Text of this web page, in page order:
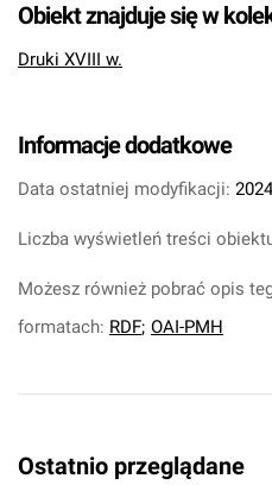
Obiekt znajduje się w
Druki XVIII w.
Informacje dodatkowe
Data ostatniej modyfikacji:
Liczba wyświetleń treści
Możesz również pobrać opis
formatach: RDF; OAI-PMH
Ostatnio przeglądane